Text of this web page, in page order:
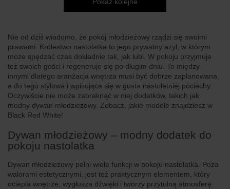
Nie od dziś wiadomo, że pokój młodzieżowy rządzi się swoimi
prawami. Królestwo nastolatka to jego prywatny azyl, w którym
może spędzać czas dokładnie tak, jak lubi. W pokoju przyjmuje
też swoich gości i regeneruje się po długim dniu. To między
innymi dlatego aranżacja wnętrza musi być dobrze zaplanowana,
a do tego stylowa i wpisująca się w gusta nastoletniej pociechy.
Oczywiście nie może zabraknąć w niej dodatków, takich jak
modny dywan młodzieżowy. Zobacz, jakie modele znajdziesz w
Black Red White!
Dywan młodzieżowy – modny dodatek do
pokoju nastolatka
Dywan młodzieżowy pełni wiele funkcji w pokoju nastolatka. Poza
walorami estetycznymi, jest też praktycznym elementem, który
ociepla wnętrze, wygłusza dźwięki i tworzy przytulną atmosferę.